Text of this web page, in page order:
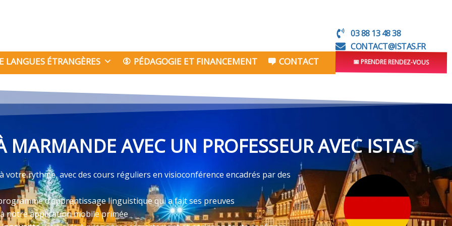
LANGUES ÉTRANGÈRES PÉDAGOGIE ET FINANCEMENT CONTACT
03 88 13 48 38
CONTACT@ISTAS.FR
📅 PRENDRE RENDEZ-VOUS
AVEC UN PROFESSEUR AVEC ISTAS
votre rythme, avec des cours réguliers en visioconférence encadrés par des
d’apprentissage linguistique qui a fait ses preuves
notre application mobile primée